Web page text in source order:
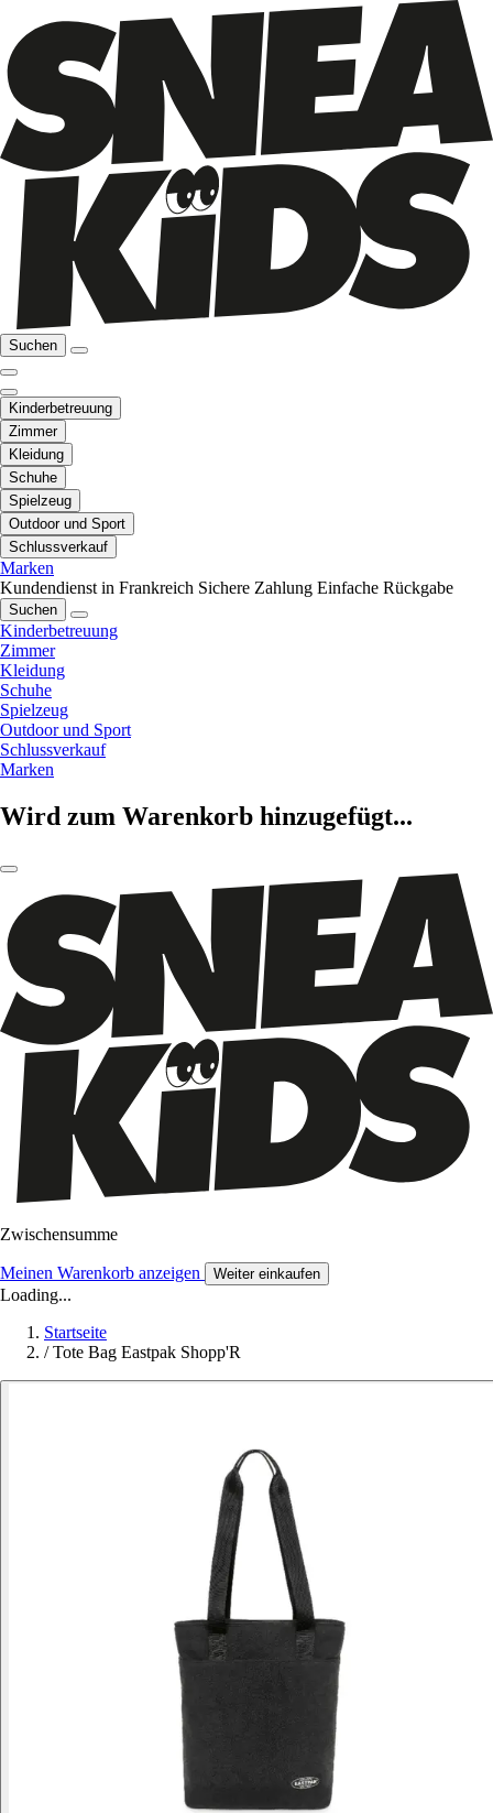
Suchen
Kinderbetreuung
Zimmer
Kleidung
Schuhe
Spielzeug
Outdoor und Sport
Schlussverkauf
Marken
Kundendienst in Frankreich Sichere Zahlung Einfache Rückgabe
Suchen
Kinderbetreuung
Zimmer
Kleidung
Schuhe
Spielzeug
Outdoor und Sport
Schlussverkauf
Marken
Wird zum Warenkorb hinzugefügt...
Zwischensumme
Meinen Warenkorb anzeigen Weiter einkaufen
Loading...
Startseite
/ Tote Bag Eastpak Shopp'R